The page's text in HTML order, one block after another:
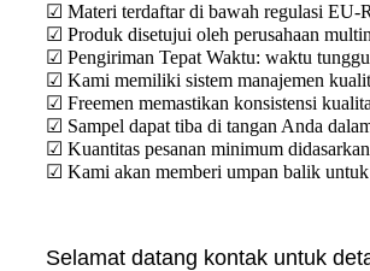
☑ Materi terdaftar di bawah regulasi EU-
☑ Produk disetujui oleh perusahaan
☑ Pengiriman Tepat Waktu: waktu
☑ Kami memiliki sistem manajemen
☑ Freemen memastikan konsistensi
☑ Sampel dapat tiba di tangan Anda
☑ Kuantitas pesanan minimum
☑ Kami akan memberi umpan balik
Selamat datang kontak untuk